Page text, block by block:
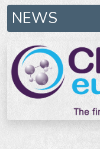
NEWS